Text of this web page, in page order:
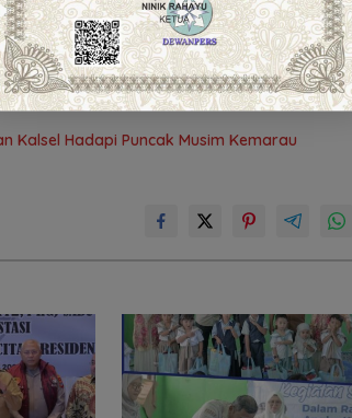
Acara Digelar 13 Agustus di
Polantas Jaga SPBU Mulai 1 Agustus
Kalsel Hadapi Puncak Musim Kemarau